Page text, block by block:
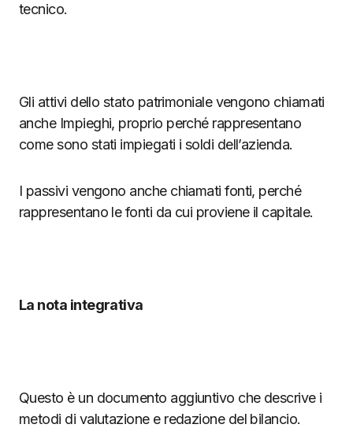
tecnico.
Gli attivi dello stato patrimoniale vengono chiamati
anche Impieghi, proprio perché rappresentano
come sono stati impiegati i soldi dell’azienda.
I passivi vengono anche chiamati fonti, perché
rappresentano le fonti da cui proviene il capitale.
La nota integrativa
Questo è un documento aggiuntivo che descrive i
metodi di valutazione e redazione del bilancio.